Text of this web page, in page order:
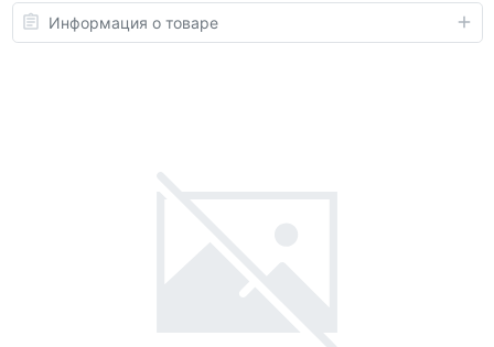
Информация о товаре